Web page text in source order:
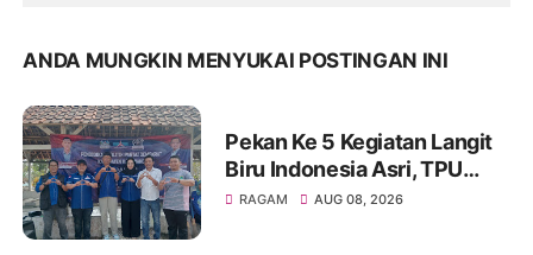
ANDA MUNGKIN MENYUKAI POSTINGAN INI
Pekan Ke 5 Kegiatan Langit
Biru Indonesia Asri, TPU
Leuweung Djati Jadi Lokasi
RAGAM AUG 08, 2026